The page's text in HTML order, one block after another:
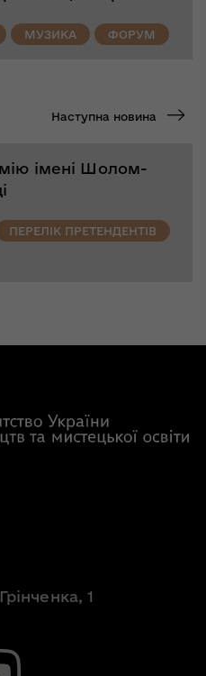
МУЗИКА ФОРУМ
Наступна новина
імені Шолом-
ПЕРЕЛІК ПРЕТЕНДЕНТІВ
1